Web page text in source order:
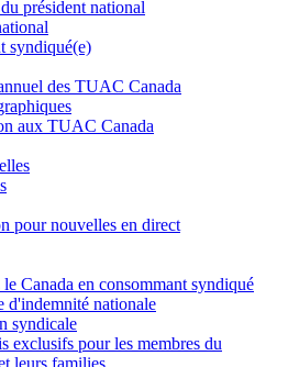
président national
syndiqué(e)
des TUAC Canada
aux TUAC Canada
pour nouvelles en direct
le Canada en consommant syndiqué
d'indemnité nationale
syndicale
exclusifs pour les membres du